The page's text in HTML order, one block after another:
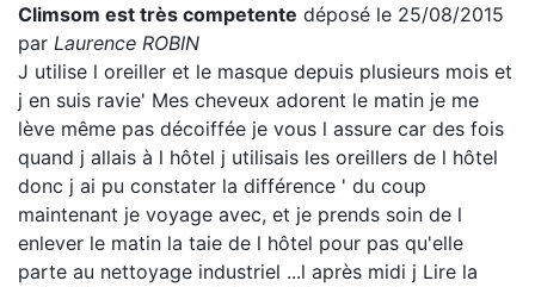
Climsom est très competente déposé le 25/08/2015
par Laurence ROBIN
J utilise l oreiller et le masque depuis plusieurs mois et
j en suis ravie' Mes cheveux adorent le matin je me
lève même pas décoiffée je vous l assure car des fois
quand j allais à l hôtel j utilisais les oreillers de l hôtel
donc j ai pu constater la différence ' du coup
maintenant je voyage avec, et je prends soin de l
enlever le matin la taie de l hôtel pour pas qu'elle
parte au nettoyage industriel ...l après midi j Lire la